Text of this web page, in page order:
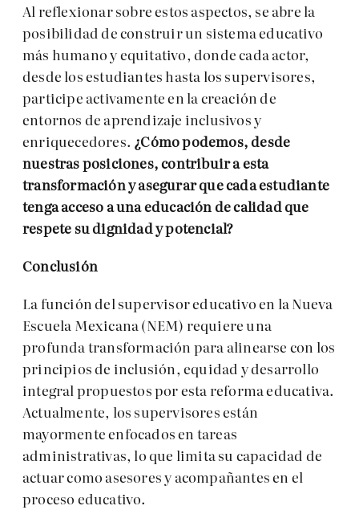
Al reflexionar sobre estos aspectos, se abre la
posibilidad de construir un sistema educativo
más humano y equitativo, donde cada actor,
desde los estudiantes hasta los supervisores,
participe activamente en la creación de
entornos de aprendizaje inclusivos y
enriquecedores. ¿Cómo podemos, desde
nuestras posiciones, contribuir a esta
transformación y asegurar que cada estudiante
tenga acceso a una educación de calidad que
respete su dignidad y potencial?
Conclusión
La función del supervisor educativo en la Nueva
Escuela Mexicana (NEM) requiere una
profunda transformación para alinearse con los
principios de inclusión, equidad y desarrollo
integral propuestos por esta reforma educativa.
Actualmente, los supervisores están
mayormente enfocados en tareas
administrativas, lo que limita su capacidad de
actuar como asesores y acompañantes en el
proceso educativo.